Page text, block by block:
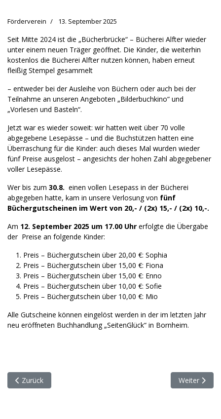
Förderverein 13. September 2025
Seit Mitte 2024 ist die „Bücherbrücke“ – Bücherei Alfter wieder
unter einem neuen Träger geöffnet. Die Kinder, die weiterhin
kostenlos die Bücherei Alfter nutzen können, haben erneut
fleißig Stempel gesammelt
– entweder bei der Ausleihe von Büchern oder auch bei der
Teilnahme an unseren Angeboten „Bilderbuchkino“ und
„Vorlesen und Basteln“.
Jetzt war es wieder soweit: wir hatten weit über 70 volle
abgegebene Lesepässe – und die Buchstützen hatten eine
Überraschung für die Kinder: auch dieses Mal wurden wieder
fünf Preise ausgelost – angesichts der hohen Zahl abgegebener
voller Lesepässe.
Wer bis zum 30.8. einen vollen Lesepass in der Bücherei
abgegeben hatte, kam in unsere Verlosung von fünf
Büchergutscheinen im Wert von 20,- / (2x) 15,- / (2x) 10,-.
Am 12. September 2025 um 17.00 Uhr erfolgte die Übergabe
der Preise an folgende Kinder:
Preis – Büchergutschein über 20,00 €: Sophia
Preis – Büchergutschein über 15,00 €: Fiona
Preis – Büchergutschein über 15,00 €: Enno
Preis – Büchergutschein über 10,00 €: Sofie
Preis – Büchergutschein über 10,00 €: Mio
Alle Gutscheine können eingelöst werden in der im letzten Jahr
neu eröffneten Buchhandlung „SeitenGlück“ in Bornheim.
Vorheriger Beitrag: „80 Jahre für Frieden unterwegs“ – Wilhelm
Zurück Nächster
Weiter